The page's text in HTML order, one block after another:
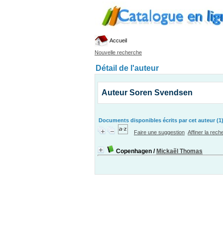
Accueil
Nouvelle recherche
Détail de l'auteur
Auteur Soren Svendsen
Documents disponibles écrits par cet auteur (1)
Faire une suggestion Affiner la
Copenhagen / Mickaẽl Thomas